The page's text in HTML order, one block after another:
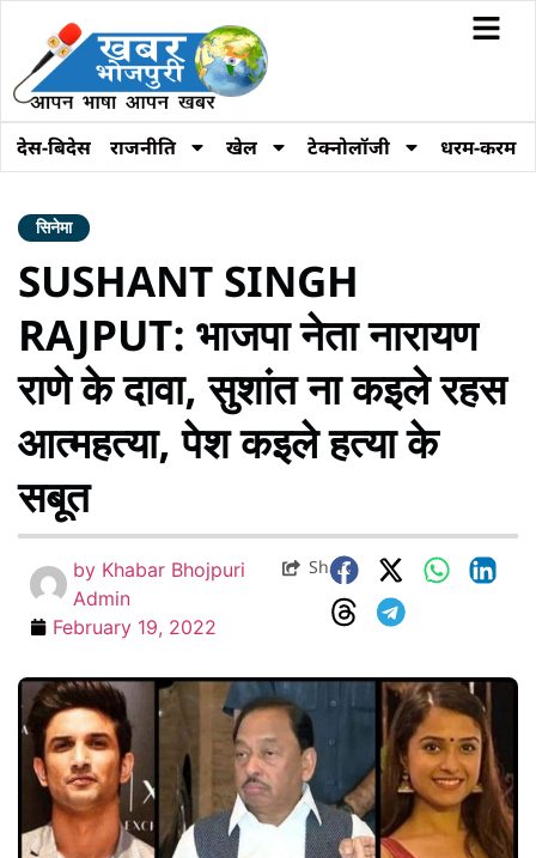
देस-बिदेस राजनीति खेल टेक्नोलॉजी धरम-करम
सिनेमा
SUSHANT SINGH
RAJPUT: भाजपा नेता नारायण
राणे के दावा, सुशांत ना कइले रहस
आत्महत्या, पेश कइले हत्या के
सबूत
by Khabar Bhojpuri
Admin
February 19, 2022
Share